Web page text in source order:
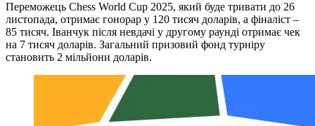
Переможець Chess World Cup 2025, який буде тривати до 26
листопада, отримає гонорар у 120 тисяч доларів, а фіналіст –
85 тисяч. Іванчук після невдачі у другому раунді отримає чек
на 7 тисяч доларів. Загальний призовий фонд турніру
становить 2 мільйони доларів.